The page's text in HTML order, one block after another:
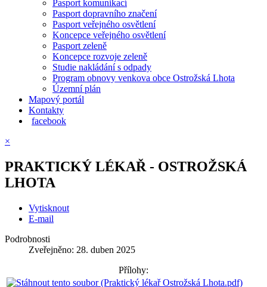
Pasport komunikací
Pasport dopravního značení
Pasport veřejného osvětlení
Koncepce veřejného osvětlení
Pasport zeleně
Koncepce rozvoje zeleně
Studie nakládání s odpady
Program obnovy venkova obce Ostrožská Lhota
Územní plán
Mapový portál
Kontakty
facebook
×
PRAKTICKÝ LÉKAŘ - OSTROŽSKÁ
LHOTA
Vytisknout
E-mail
Podrobnosti
Zveřejněno: 28. duben 2025
Přílohy: